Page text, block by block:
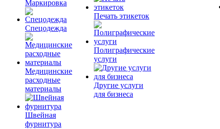
Маркировка
Спецодежда
Медицинские
расходные
материалы
Швейная
фурнитура
Печать этикеток
Полиграфические
услуги
Другие услуги
для бизнеса